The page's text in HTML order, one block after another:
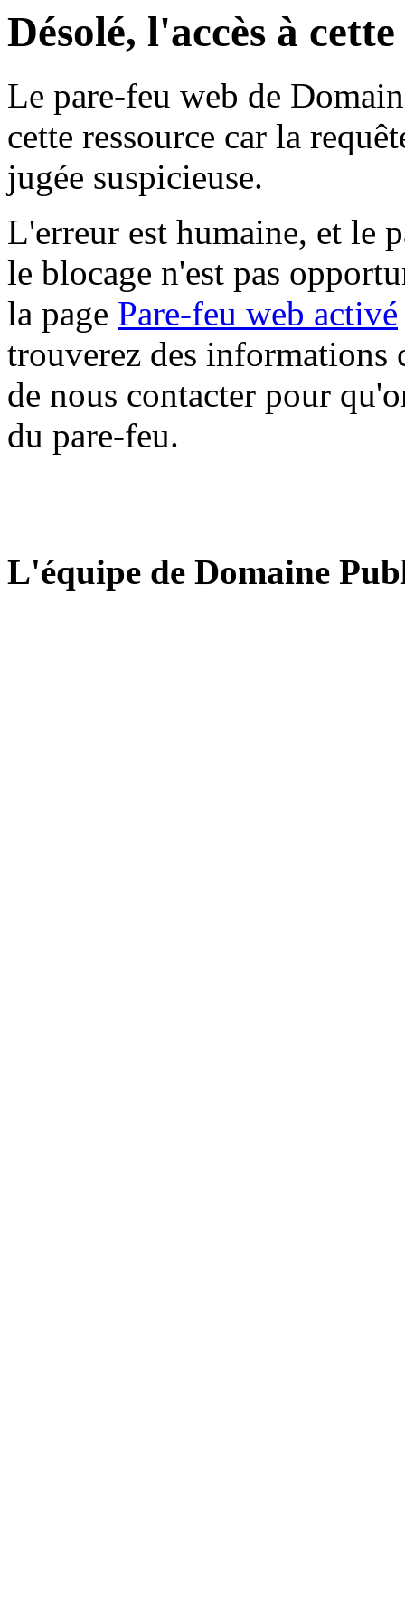
Désolé, l'accès à
Le pare-feu web de
cette ressource car la
jugée suspicieuse.
L'erreur est humaine, et le
le blocage n'est pas
la page Pare-feu web activé
trouverez des informations
de nous contacter pour
du pare-feu.
L'équipe de Domaine